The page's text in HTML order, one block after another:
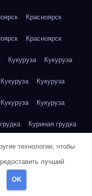
Красноярск
Красноярск
Кукуруза Кукуруза
Кукуруза Кукуруза
Кукуруза Кукуруза
Куриная грудка
Куриная грудка
Куриная грудка
Куриная грудка
технологии, чтобы
лучший
OK